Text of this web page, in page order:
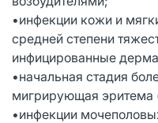
•инфекции кожи и
средней степени
инфицированные
•начальная стадия
мигрирующая эритема
•инфекции